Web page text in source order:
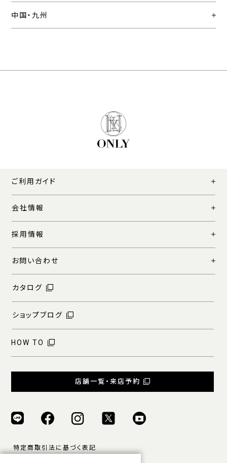
中国・九州
ご利用ガイド
会社情報
採用情報
お問い合わせ
カタログ
ショップブログ
HOW TO
店舗一覧・来店予約
特定商取引法に基づく表記